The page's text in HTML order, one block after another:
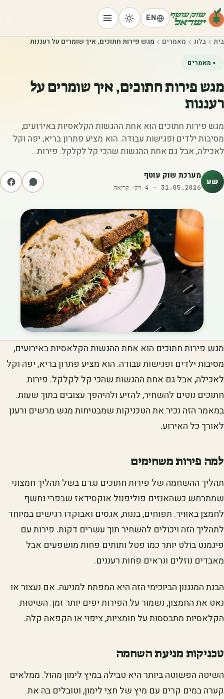
EN
בית בלוג מאמרים מגש פירות חתוכים, איך שומרים על רעננות
מאמרים
מגש פירות חתוכים, איך שומרים על
רעננות
מגש פירות חתוכים הוא אחת ההגשות הקלאסיות באירועים,
מסיבות ילדים ופגישות עבודה. הוא מציע פתרון בריא, יפה וקל
לאכילה, אבל גם אחת ההגשות שהכי קל לקלקל. פירות…
שע מערכת שוק עוטף
31.05.2026
·
4 דק׳ קריאה
מגש פירות חתוכים הוא אחת ההגשות הקלאסיות באירועים,
מסיבות ילדים ופגישות עבודה. הוא מציע פתרון בריא, יפה וקל
לאכילה, אבל גם אחת ההגשות שהכי קל לקלקל. פירות
חתוכים נוטים להשחיר, להזיע ולהיהפך עצובים בתוך שעות.
במאמר הזה נכיר את הטכניקות שמבטיחות מגש מרשים ורענן
לאורך כל האירוע.
למה פירות משחימים
תהליך ההשחמה של פירות חתוכים נגרם בשל תהליך חמצוני
שמתרחש כשהאנזים פוליפנול אוקסידאז שבפרי נחשף
לחמצן באוויר. תפוחים, בננות, אגסים ואבוקדו רגישים במיוחד
לתהליך הזה ויכולים להשחיר תוך עשרים דקות. פירות עם
פיגמנט בולט יותר כמו פטל ותותים פחות מושפעים אבל
מאבדים נוזלים ונראים פחות רעננים.
הבנת המנגנון הביוכימי הזה היא המפתח למניעה. אם נעצור או
נאט את החמצון, נשמור על הפירות יפים יותר זמן. השיטות
הקלאסיות מתבססות על חומציות, ציפוי או הקפאה קלה.
טכניקות מניעת השחמה
השיטה הפשוטה ביותר היא טבילה במיץ לימון מהול. ממלאים
קערה במים קרים עם מיץ של חצי לימון, וטובלים בה את